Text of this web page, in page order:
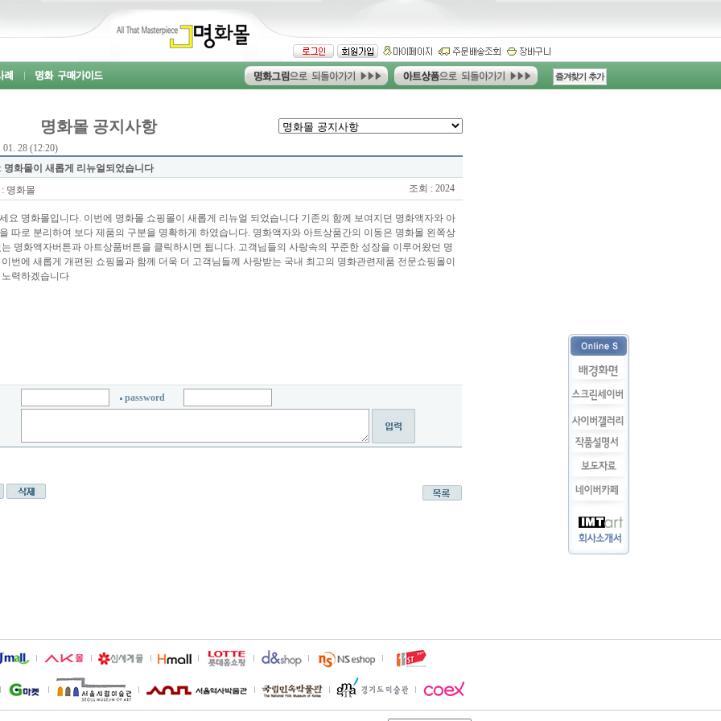
명화몰 공지사항
01. 28 (12:20)
명화몰이 새롭게 리뉴얼되었습니다
: 명화몰
조회 : 2024
요 명화몰입니다. 이번에 명화몰 쇼핑몰이 새롭게 리뉴얼 되었습니다 기존의 함께 보여지던 명화액자와 아
따로 분리하여 보다 제품의 구분을 명확하게 하였습니다. 명화액자와 아트상품간의 이동은 명화몰 왼쪽상
명화액자버튼과 아트상품버튼을 클릭하시면 됩니다. 고객님들의 사랑속의 꾸준한 성장을 이루어왔던 명
번에 새롭게 개편된 쇼핑몰과 함께 더욱 더 고객님들께 사랑받는 국내 최고의 명화관련제품 전문쇼핑몰이
력하겠습니다
password